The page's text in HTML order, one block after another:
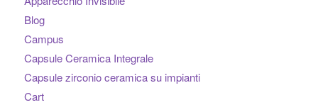
Blog
Campus
Capsule Ceramica Integrale
Capsule zirconio ceramica su impianti
Cart